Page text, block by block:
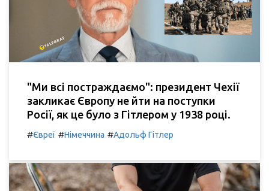
"Ми всі постраждаємо": президент Чехії
закликає Європу не йти на поступки
Росії, як це було з Гітлером у 1938 році.
#Євреї #Німеччина #Адольф Гітлер